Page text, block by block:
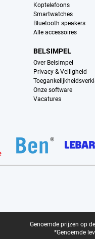
Koptelefoons
Smartwatches
Bluetooth speakers
Alle accessoires
BELSIMPEL
Over Belsimpel
Privacy & Veiligheid
Onze software
Vacatures
Genoemde prijzen op
*Genoemde